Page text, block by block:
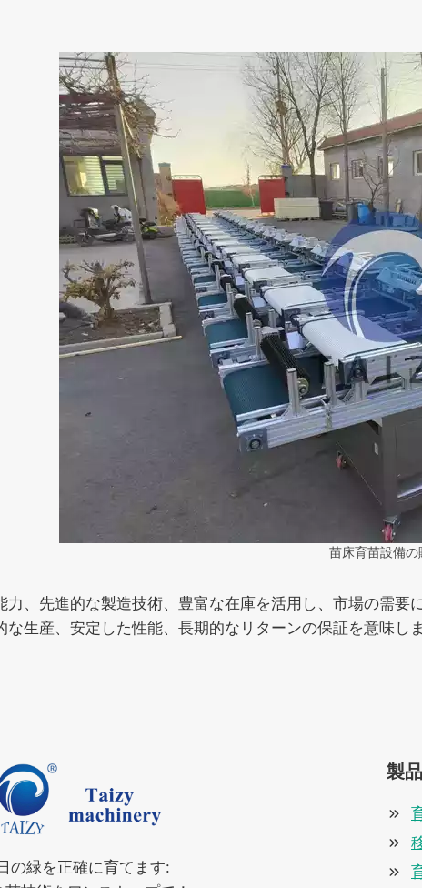
苗床育苗設備の
力、先進的な製造技術、豊富な在庫を活用し、市場の需
な生産、安定した性能、長期的なリターンの保証を意味しま
の緑を正確に育てます:
製品